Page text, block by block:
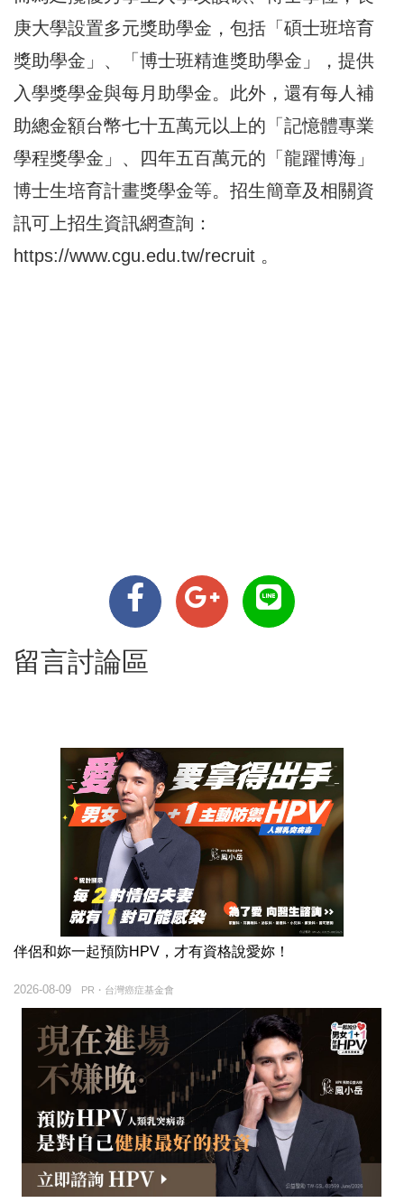
庚大學設置多元獎助學金，包括「碩士班培育
獎助學金」、「博士班精進獎助學金」，提供
入學獎學金與每月助學金。此外，還有每人補
助總金額台幣七十五萬元以上的「記憶體專業
學程獎學金」、四年五百萬元的「龍躍博海」
博士生培育計畫獎學金等。招生簡章及相關資
訊可上招生資訊網查詢：
https://www.cgu.edu.tw/recruit 。
留言討論區
伴侶和妳一起預防HPV，才有資格說愛妳！
PR・台灣癌症基金會
2026-08-09